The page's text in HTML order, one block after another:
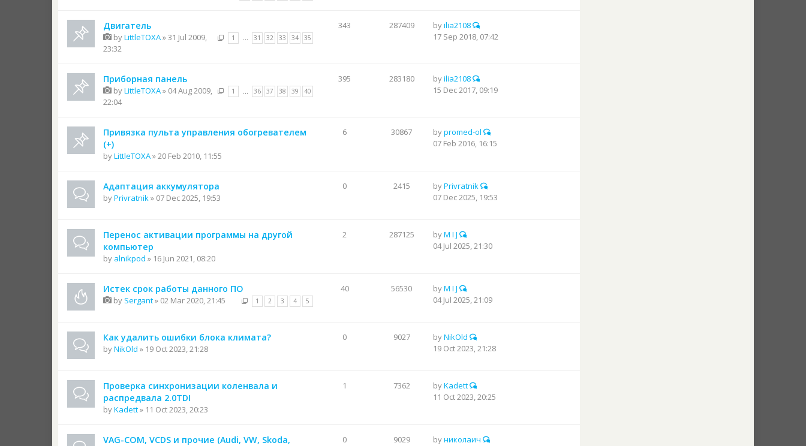
Двигатель
1 … 31 32 33 34 35
byLittleTOXA» 31 Jul 2009,
23:32
343 287409 byilia2108
17 Sep 2018, 07:42
Приборная панель
1 … 36 37 38 39 40
byLittleTOXA» 04 Aug 2009,
22:04
395 283180 byilia2108
15 Dec 2017, 09:19
Привязка пульта управления обогревателем
(+)
byLittleTOXA» 20 Feb 2010, 11:55
6 30867 bypromed-ol
07 Feb 2016, 16:15
Адаптация аккумулятора
byPrivratnik» 07 Dec 2025, 19:53
0 2415 byPrivratnik
07 Dec 2025, 19:53
Перенос активации программы на другой
компьютер
by alnikpod » 16 Jun 2021, 08:20
2 287125 byM I J
04 Jul 2025, 21:30
Истек срок работы данного ПО
1 2 3 4 5
by Sergant» 02 Mar 2020, 21:45
40 56530 byM I J
04 Jul 2025, 21:09
Как удалить ошибки блока климата?
byNikOld » 19 Oct 2023, 21:28
0 9027 byNikOld
19 Oct 2023, 21:28
Проверка синхронизации коленвала и
распредвала 2.0TDI
byKadett» 11 Oct 2023, 20:23
1 7362 byKadett
11 Oct 2023, 20:25
VAG-COM, VCDS и прочие (Audi, VW, Skoda,
0 9029 byниколаич